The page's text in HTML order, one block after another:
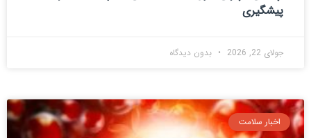
پیشگیری
جولای 22, 2026 بدون دیدگاه
اخبار سلامت